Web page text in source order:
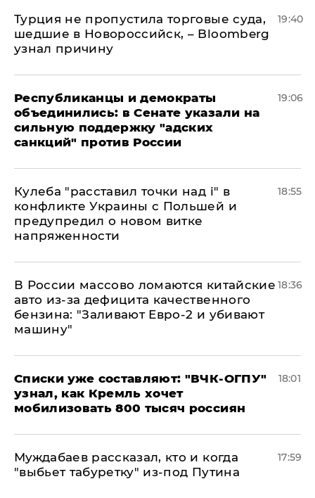
Турция не пропустила торговые суда,
шедшие в Новороссийск, – Bloomberg
узнал причину
19:40
Республиканцы и демократы
объединились: в Сенате указали на
сильную поддержку "адских
санкций" против России
19:06
Кулеба "расставил точки над і" в
конфликте Украины с Польшей и
предупредил о новом витке
напряженности
18:55
В России массово ломаются китайские
авто из-за дефицита качественного
бензина: "Заливают Евро-2 и убивают
машину"
18:36
Списки уже составляют: "ВЧК-ОГПУ"
узнал, как Кремль хочет
мобилизовать 800 тысяч россиян
18:01
Муждабаев рассказал, кто и когда
"выбьет табуретку" из-под Путина
17:59